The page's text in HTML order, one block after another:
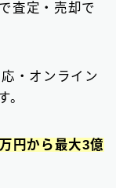
査定・売却で
・オンライン
。
円から最大3億